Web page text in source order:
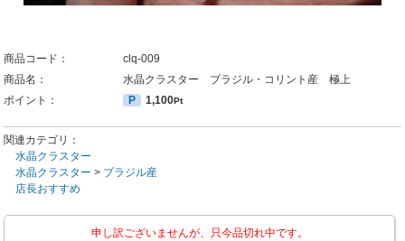
商品コード：
clq-009
商品名：
水晶クラスター ブラジル・コリント産 極上
ポイント：
P 1,100Pt
関連カテゴリ：
水晶クラスター
水晶クラスター > ブラジル産
店長おすすめ
申し訳ございませんが、只今品切れ中です。